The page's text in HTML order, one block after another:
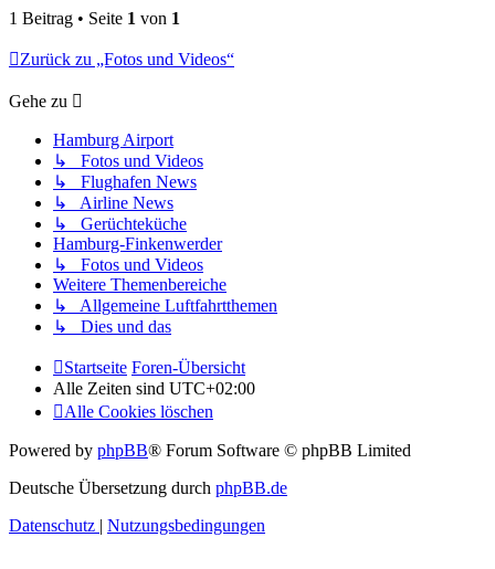
1 Beitrag • Seite 1 von 1
Zurück zu „Fotos und Videos“
Gehe zu
Hamburg Airport
↳ Fotos und Videos
↳ Flughafen News
↳ Airline News
↳ Gerüchteküche
Hamburg-Finkenwerder
↳ Fotos und Videos
Weitere Themenbereiche
↳ Allgemeine Luftfahrtthemen
↳ Dies und das
Startseite Foren-Übersicht
Alle Zeiten sind UTC+02:00
Alle Cookies löschen
Powered by phpBB® Forum Software © phpBB Limited
Deutsche Übersetzung durch phpBB.de
Datenschutz | Nutzungsbedingungen